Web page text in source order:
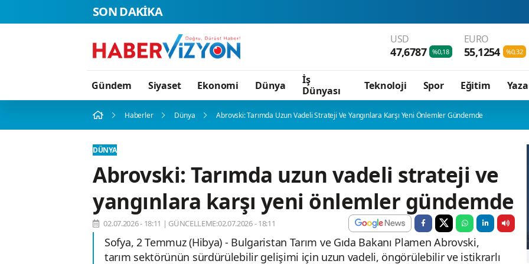
SON DAKİKA
USD
47,6787 %0,18
EURO
55,1254 %0,32
Gündem Siyaset Ekonomi Dünya
İş
Dünyası
Teknoloji Spor Eğitim
Haberler Dünya Abrovski: Tarımda Uzun Vadeli Strateji Ve Yangınlara Karşı Yeni Önlemler Gündemde
DÜNYA
Abrovski: Tarımda uzun vadeli strateji ve
yangınlara karşı yeni önlemler gündemde
02.07.2026 - 18:11 | GÜNCELLEME:02.07.2026 - 18:11
Sofya, 2 Temmuz (Hibya) - Bulgaristan Tarım ve Gıda Bakanı Plamen Abrovski,
tarım sektörünün sürdürülebilir gelişimi için uzun vadeli, öngörülebilir ve istikrarlı